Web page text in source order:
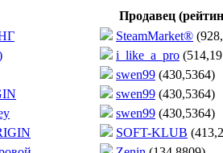
Продавец
SteamMarket®
i_like_a_pro
swen99 (430,5364)
swen99 (430,5364)
swen99 (430,5364)
SOFT-KLUB